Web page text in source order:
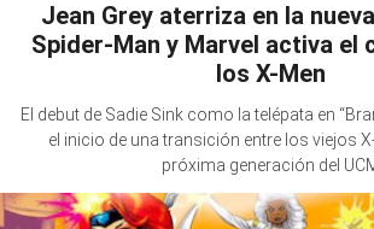
Jean Grey aterriza en la
Spider-Man y Marvel activa el
los X-Men
El debut de Sadie Sink como la telépata en
el inicio de una transición entre los viejos
próxima generación del